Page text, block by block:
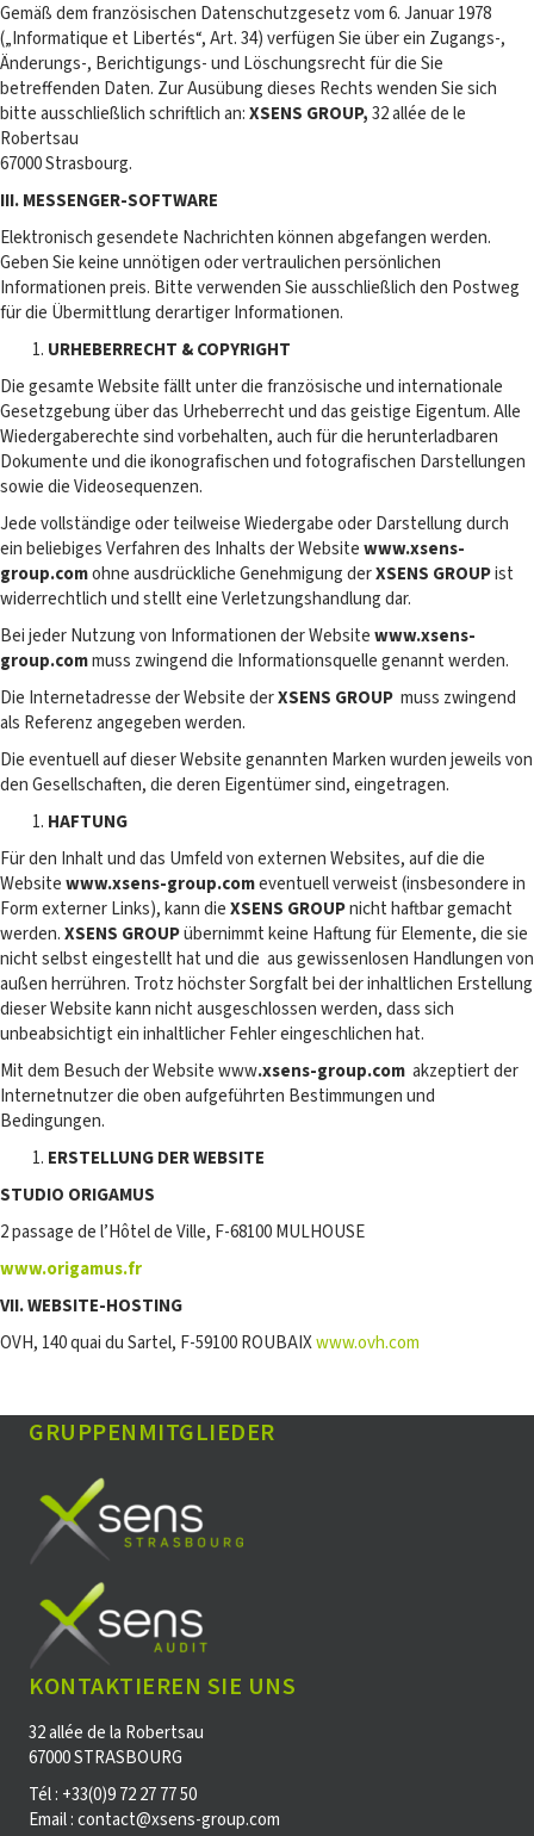
Gemäß dem französischen Datenschutzgesetz vom 6. Januar 1978
(„Informatique et Libertés“, Art. 34) verfügen Sie über ein Zugangs-,
Änderungs-, Berichtigungs- und Löschungsrecht für die Sie
betreffenden Daten. Zur Ausübung dieses Rechts wenden Sie sich
bitte ausschließlich schriftlich an:XSENS GROUP,32 allée de le
Robertsau
67000 Strasbourg.
III. MESSENGER-SOFTWARE
Elektronisch gesendete Nachrichten können abgefangen werden.
Geben Sie keine unnötigen oder vertraulichen persönlichen
Informationen preis. Bitte verwenden Sie ausschließlich den Postweg
für die Übermittlung derartiger Informationen.
URHEBERRECHT & COPYRIGHT
Die gesamte Website fällt unter die französische und internationale
Gesetzgebung über das Urheberrecht und das geistige Eigentum. Alle
Wiedergaberechte sind vorbehalten, auch für die herunterladbaren
Dokumente und die ikonografischen und fotografischen Darstellungen
sowie die Videosequenzen.
Jede vollständige oder teilweise Wiedergabe oder Darstellung durch
ein beliebiges Verfahren des Inhalts der Websitewww.xsens-
group.comohne ausdrückliche Genehmigung derXSENS GROUPist
widerrechtlich und stellt eine Verletzungshandlung dar.
Bei jeder Nutzung von Informationen der Websitewww.xsens-
group.commuss zwingend die Informationsquelle genannt werden.
Die Internetadresse der Website derXSENS GROUP muss zwingend
als Referenz angegeben werden.
Die eventuell auf dieser Website genannten Marken wurden jeweils von
den Gesellschaften, die deren Eigentümer sind, eingetragen.
HAFTUNG
Für den Inhalt und das Umfeld von externen Websites, auf die die
Websitewww.xsens-group.comeventuell verweist (insbesondere in
Form externer Links), kann dieXSENS GROUPnicht haftbar gemacht
werden.XSENS GROUPübernimmt keine Haftung für Elemente, die sie
nicht selbst eingestellt hat und die aus gewissenlosen Handlungen von
außen herrühren. Trotz höchster Sorgfalt bei der inhaltlichen Erstellung
dieser Website kann nicht ausgeschlossen werden, dass sich
unbeabsichtigt ein inhaltlicher Fehler eingeschlichen hat.
Mit dem Besuch der Website www.xsens-group.com akzeptiert der
Internetnutzer die oben aufgeführten Bestimmungen und
Bedingungen.
ERSTELLUNG DER WEBSITE
STUDIO ORIGAMUS
2 passage de l’Hôtel de Ville, F-68100 MULHOUSE
www.origamus.fr
VII. WEBSITE-HOSTING
OVH, 140 quai du Sartel, F-59100 ROUBAIXwww.ovh.com
GRUPPENMITGLIEDER
KONTAKTIEREN SIE UNS
32 allée de la Robertsau
67000 STRASBOURG
Tél : +33(0)9 72 27 77 50
Email : contact@xsens-group.com